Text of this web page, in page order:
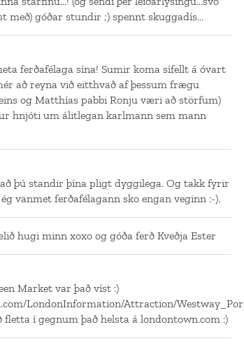
með) góðar stundir ;) spennt skuggadís...
ferðafélaga sína! Sumir koma sífellt á óvart
að reyna við eitthvað af þessum frægu
og Matthías pabbi Ronju væri að störfum)
hnjóti um álitlegan karlmann sem mann
þú standir þína pligt dyggilega. Og takk fyrir
vanmet ferðafélagann sko engan veginn :-).
hugi minn xoxo og góða ferð Kveðja Ester
Market var það víst :)
LondonInformation/Attraction/
í gegnum það helsta á londontown.com :)